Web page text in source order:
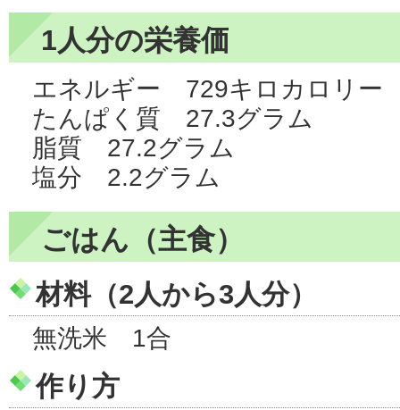
1人分の栄養価
エネルギー 729キロカロリー
たんぱく質 27.3グラム
脂質 27.2グラム
塩分 2.2グラム
ごはん（主食）
材料（2人から3人分）
無洗米 1合
作り方